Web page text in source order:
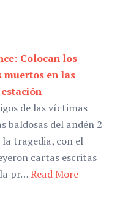
Colocan los
muertos en las
de las víctimas
baldosas del andén 2
tragedia, con el
cartas escritas
la pr…Read More